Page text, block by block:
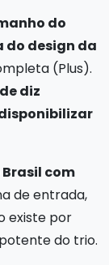
do
do design da
(Plus).
diz
com
de entrada,
existe por
do trio.